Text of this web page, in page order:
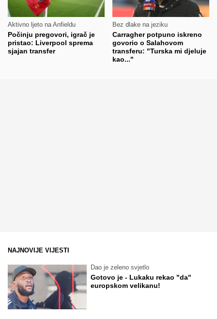
Aktivno ljeto na Anfieldu
Počinju pregovori, igrač je
pristao: Liverpool sprema
sjajan transfer
Bez dlake na jeziku
Carragher potpuno iskreno
govorio o Salahovom
transferu: "Turska mi djeluje
kao..."
NAJNOVIJE VIJESTI
Dao je zeleno svjetlo
Gotovo je - Lukaku rekao "da"
europskom velikanu!